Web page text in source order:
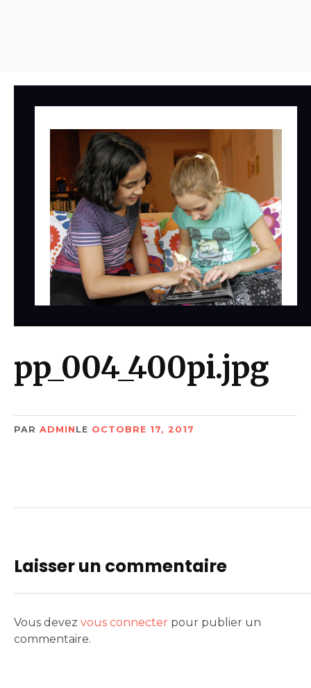
pp_004_400pi.jpg
PAR ADMIN LE OCTOBRE 17, 2017
Laisser un commentaire
Vous devez vous connecter pour publier un
commentaire.